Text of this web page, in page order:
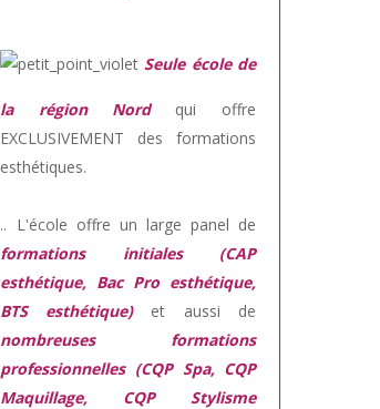
Seule école de
la région Nord qui offre
EXCLUSIVEMENT des formations
esthétiques.
.. L'école offre un large panel de
formations initiales (CAP
esthétique, Bac Pro esthétique,
BTS esthétique) et aussi de
nombreuses formations
professionnelles (CQP Spa, CQP
Maquillage, CQP Stylisme